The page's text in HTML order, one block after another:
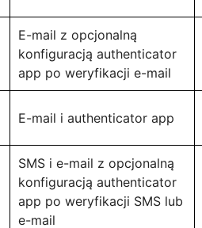
E-mail z opcjonalną
konfiguracją authenticator
app po weryfikacji e-mail
E-mail i authenticator app
SMS i e-mail z opcjonalną
konfiguracją authenticator
app po weryfikacji SMS lub
e-mail